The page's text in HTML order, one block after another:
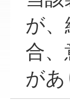
が
合、
があ